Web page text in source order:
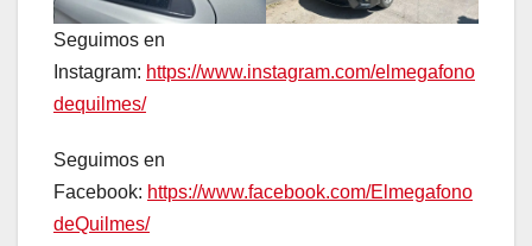
Seguimos en
Instagram: https://www.instagram.com/elmegafono
dequilmes/
Seguimos en
Facebook: https://www.facebook.com/Elmegafono
deQuilmes/